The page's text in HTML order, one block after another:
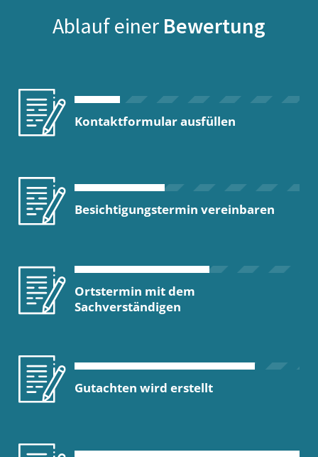
Ablauf einer Bewertung
Kontaktformular ausfüllen
Besichtigungstermin vereinbaren
Ortstermin mit dem
Sachverständigen
Gutachten wird erstellt